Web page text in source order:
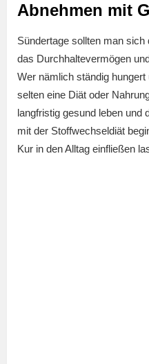
Abnehmen mit
Sündertage sollten man
das Durchhaltevermögen
Wer nämlich ständig
selten eine Diät oder
langfristig gesund leben und
mit der Stoffwechseldiät
Kur in den Alltag einfließen